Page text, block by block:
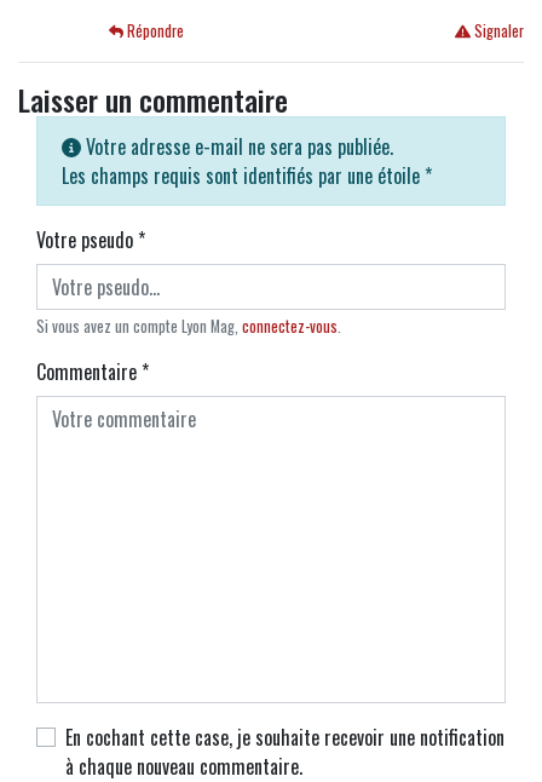
Signaler
Répondre
Laisser un commentaire
Votre adresse e-mail ne sera pas publiée.
Les champs requis sont identifiés par une étoile *
Votre pseudo*
Si vous avez un compte Lyon Mag, connectez-vous.
Commentaire*
En cochant cette case, je souhaite recevoir une notification
à chaque nouveau commentaire.